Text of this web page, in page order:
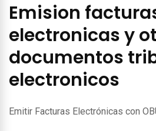
Emision
electronicas y
documentos
electronicos
Emitir Facturas Electrónicas con